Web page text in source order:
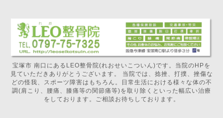
宝塚市 南口にあるLEO整骨院(れおせいこついん)です。当院のHPを
見ていただきありがとうございます。 当院では、捻挫、打撲、挫傷な
どの怪我、スポーツ障害はもちろん。日常生活における様々な体の不
調(肩こり、腰痛、膝痛等の関節痛等)を取り除くといった幅広い治療
をしております。ご相談お待ちしております。